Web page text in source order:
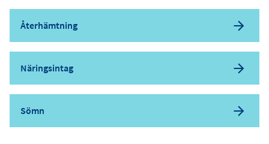
Återhämtning
Näringsintag
Sömn